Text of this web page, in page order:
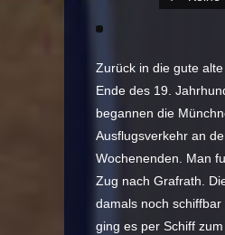
Zurück in die gute
Ende des 19.
begannen die
Ausflugsverkehr an
Wochenenden. Man
Zug nach Grafrath.
damals noch schiffbar
ging es per Schiff